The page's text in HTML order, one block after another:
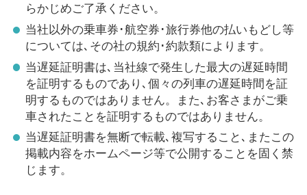
らかじめご了承ください。
当社以外の乗車券･航空券･旅行券他の払いもどし等
については､その社の規約･約款類によります。
当遅延証明書は､当社線で発生した最大の遅延時間
を証明するものであり､個々の列車の遅延時間を証
明するものではありません。また､お客さまがご乗
車されたことを証明するものではありません。
当遅延証明書を無断で転載､複写すること､またこの
掲載内容をホームページ等で公開することを固く禁
じます。